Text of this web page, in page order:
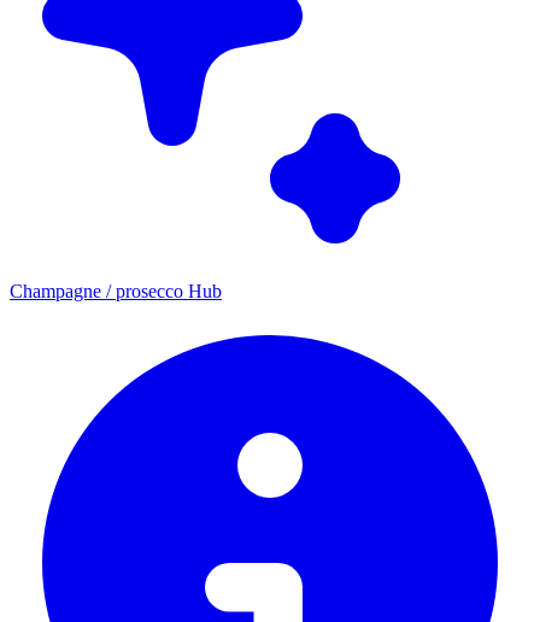
Champagne / prosecco Hub